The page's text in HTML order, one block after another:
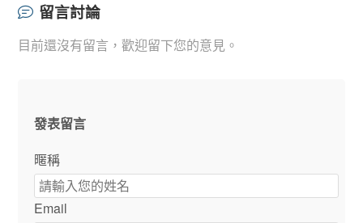
留言討論
目前還沒有留言，歡迎留下您的意見。
發表留言
暱稱
Email